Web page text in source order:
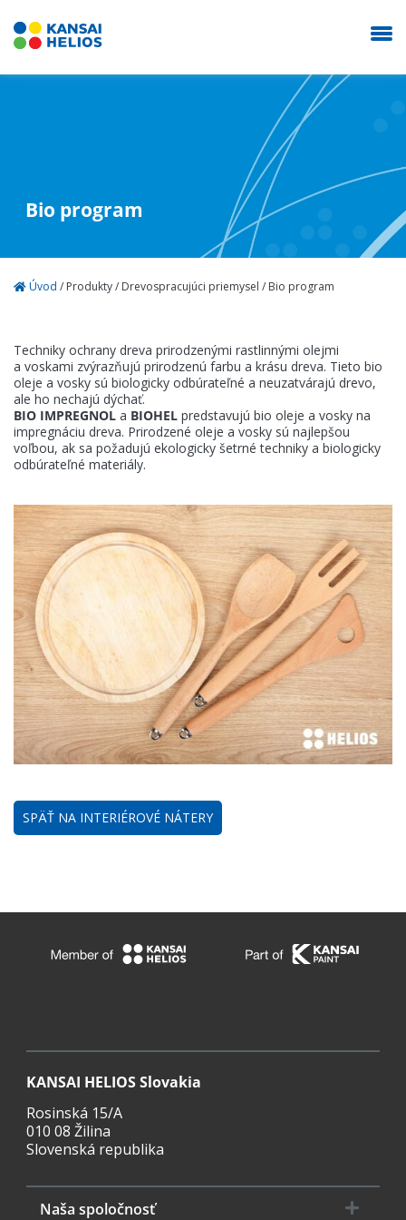
Bio program
Úvod / Produkty/ Drevospracujúci priemysel / Bio program
Techniky ochrany dreva prirodzenými rastlinnými olejmi
a voskami zvýrazňujú prirodzenú farbu a krásu dreva. Tieto bio
oleje a vosky sú biologicky odbúrateľné a neuzatvárajú drevo,
ale ho nechajú dýchať.
BIO IMPREGNOL a BIOHEL predstavujú bio oleje a vosky na
impregnáciu dreva. Prirodzené oleje a vosky sú najlepšou
voľbou, ak sa požadujú ekologicky šetrné techniky a biologicky
odbúrateľné materiály.
SPÄŤ NA INTERIÉROVÉ NÁTERY
KANSAI HELIOS Slovakia
Rosinská 15/A
010 08 Žilina
Slovenská republika
Naša spoločnosť
Naša spoločnosť
Priemysel
Aktuality
E-shop
Kontakt
KANSAI HELIOS Slovakia
Rosinská 15/A
010 08 Žilina
Slovenská republika